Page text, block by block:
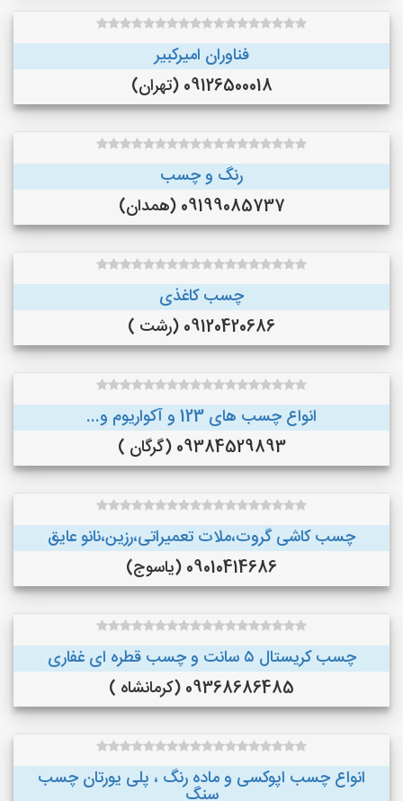
فناوران امیرکبیر
09126500018 (تهران)
رنگ و چسب
09199085737 (همدان)
چسب کاغذی
09120420686 (رشت )
انواع چسب های 123 و آکواریوم و...
09384529893 (گرگان )
چسب کاشی گروت،ملات تعمیراتی،رزین،نانو عایق
09010414686 (یاسوج)
چسب کریستال ۵ سانت و چسب قطره ای غفاری
09368686485 (کرمانشاه )
انواع چسب اپوکسی و ماده رنگ ، پلی یورتان چسب
سنگ